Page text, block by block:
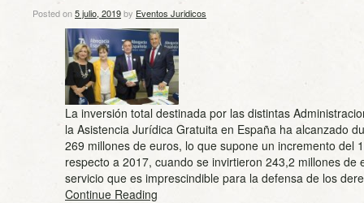
Posted on5 julio, 2019by Eventos Juridicos
La inversión total destinada por las distintas
la Asistencia Jurídica Gratuita en España ha alcanzado
269 millones de euros, lo que supone un incremento del
respecto a 2017, cuando se invirtieron 243,2 millones de
servicio que es imprescindible para la defensa de los
Continue Reading